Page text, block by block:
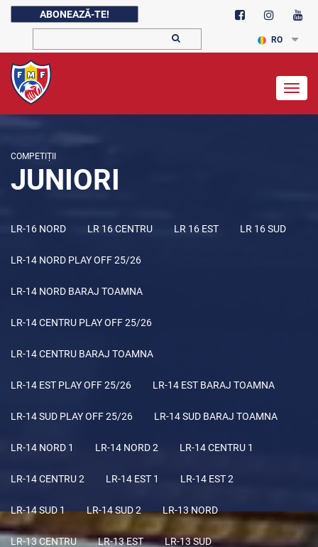
ABONEAZĂ-TE!
RO
COMPETIȚII
JUNIORI
LR-16 NORD LR 16 CENTRU LR 16 EST LR 16 SUD
LR-14 NORD PLAY OFF 25/26
LR-14 NORD BARAJ TOAMNA
LR-14 CENTRU PLAY OFF 25/26
LR-14 CENTRU BARAJ TOAMNA
LR-14 EST PLAY OFF 25/26 LR-14 EST BARAJ TOAMNA
LR-14 SUD PLAY OFF 25/26 LR-14 SUD BARAJ TOAMNA
LR-14 NORD 1 LR-14 NORD 2 LR-14 CENTRU 1
LR-14 CENTRU 2 LR-14 EST 1 LR-14 EST 2
LR-14 SUD 1 LR-14 SUD 2 LR-13 NORD
LR-13 CENTRU LR-13 EST LR-13 SUD